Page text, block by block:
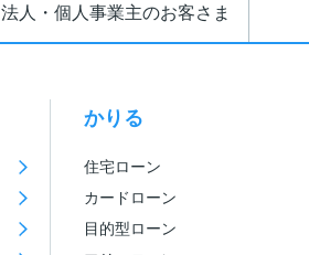
法人・個人事業主のお客さま
かりる
住宅ローン
カードローン
目的型ローン